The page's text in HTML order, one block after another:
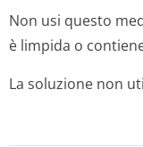
Non usi questo
è limpida o
La soluzione non